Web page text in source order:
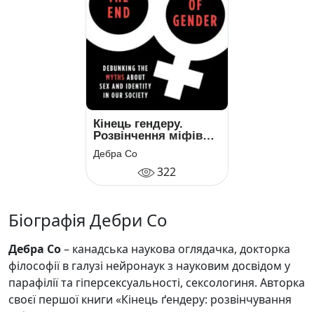
Кінець гендеру.
Розвінчення міфів
про стать та
ідентичність
Дебра Со
322
Біографія Дебри Со
Дебра Со– канадська наукова оглядачка, докторка
філософії в галузі нейронаук з науковим досвідом у
парафілії та гіперсексуальності, сексологиня. Авторка
своєї першої книги «Кінець ґендеру: розвінчування